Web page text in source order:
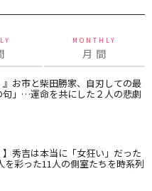
MONTHLY
月 間
』お市と柴田勝家、自刃しての最
句」…運命を共にした２人の悲劇
】秀吉は本当に「女狂い」だった
を彩った11人の側室たちを時系列